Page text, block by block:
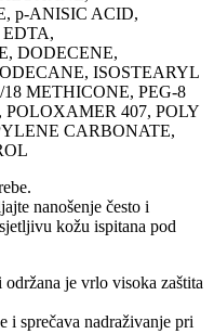
p-ANISIC ACID,
DODECENE,
ISOSTEARYL
METHICONE, PEG-8
407, POLY
CARBONATE,
nanošenje često i
kožu ispitana pod
je vrlo visoka zaštita
i sprečava nadraživanje pri